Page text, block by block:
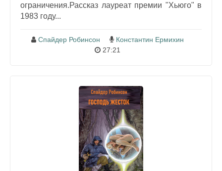
ограничения.Рассказ лауреат премии "Хьюго" в
1983 году...
Спайдер Робинсон
Константин Ермихин
27:21